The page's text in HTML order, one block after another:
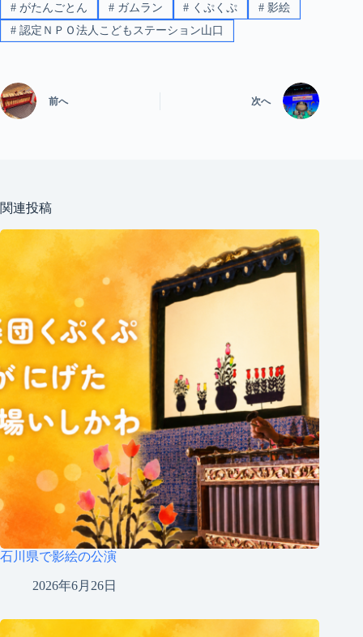
#がたんごとん #ガムラン # くぷくぷ # 影絵
#認定ＮＰＯ法人こどもステーション山口
前へ 次へ
関連投稿
石川県で影絵の公演
2026年6月26日